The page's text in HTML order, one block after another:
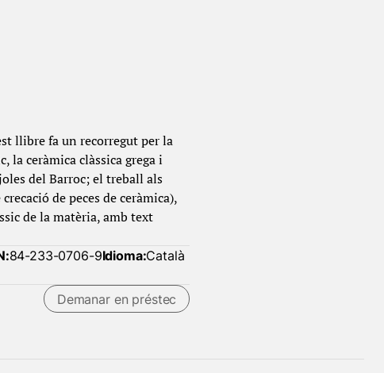
llibre fa un recorregut per la
la ceràmica clàssica grega i
del Barroc; el treball als
de peces de ceràmica),
de la matèria, amb text
84-233-0706-9Idioma:Català
Demanar en préstec